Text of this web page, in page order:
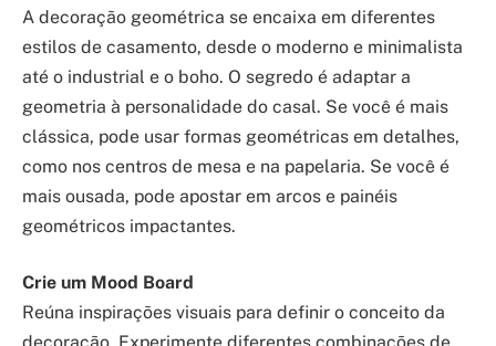
A decoração geométrica se encaixa em diferentes
estilos de casamento, desde o moderno e minimalista
até o industrial e o boho. O segredo é adaptar a
geometria à personalidade do casal. Se você é mais
clássica, pode usar formas geométricas em detalhes,
como nos centros de mesa e na papelaria. Se você é
mais ousada, pode apostar em arcos e painéis
geométricos impactantes.
Crie um Mood Board
Reúna inspirações visuais para definir o conceito da